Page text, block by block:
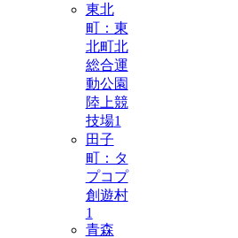
東北
町：東
北町北
総合運
動公園
陸上競
技場1
田子
町：タ
プコプ
創遊村
1
青森